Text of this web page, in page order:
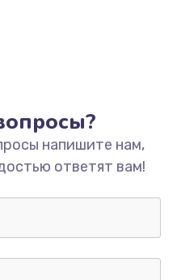
напишите нам,
ответят вам!